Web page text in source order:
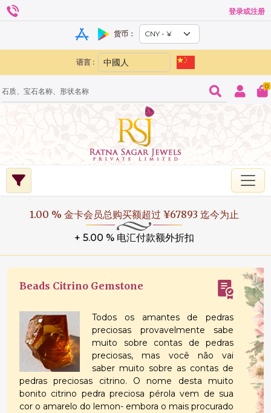
登录或注册
货币：
语言 :
0
1.00 % 金卡会员总购买额超过 ¥67893 迄今为止
+ 5.00 % 电汇付款额外折扣
Beads Citrino Gemstone
Todos os amantes de pedras
preciosas provavelmente sabe
muito sobre contas de pedras
preciosas, mas você não vai
saber muito sobre as contas de
pedras preciosas citrino. O nome desta muito
bonito citrino pedra preciosa pérola vem de sua
cor o amarelo do lemon- embora o mais procurado